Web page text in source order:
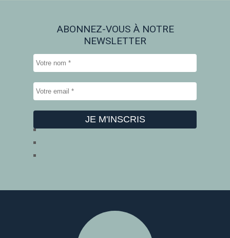
ABONNEZ-VOUS À NOTRE
NEWSLETTER